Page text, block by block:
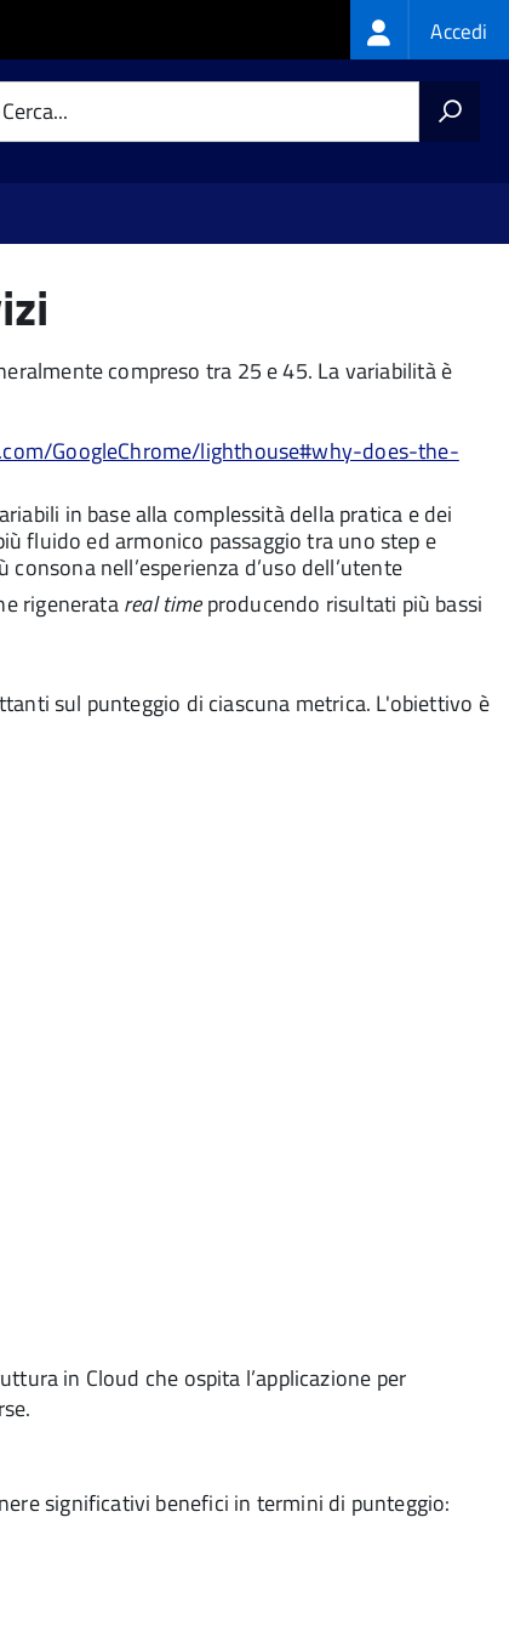
Login
menu
Accedi
Cerca...
compreso tra 25 e 45. La variabilità è
GoogleChrome/lighthouse#why-does-the-
in base alla complessità della pratica e dei
fluido ed armonico passaggio tra uno step e
nell’esperienza d’uso dell’utente
rigeneratareal timeproducendo risultati più bassi
sul punteggio di ciascuna metrica. L'obiettivo è
in Cloud che ospita l’applicazione per
significativi benefici in termini di punteggio: